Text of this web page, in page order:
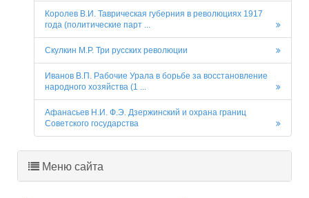
Королев В.И. Таврическая губерния в революциях 1917
года (политические парт ...
Скулкин М.Р. Три русских революции
Иванов В.П. Рабочие Урала в борьбе за восстановление
народного хозяйства (1 ...
Афанасьев Н.И. Ф.Э. Дзержинский и охрана границ
Советского государства
Меню сайта